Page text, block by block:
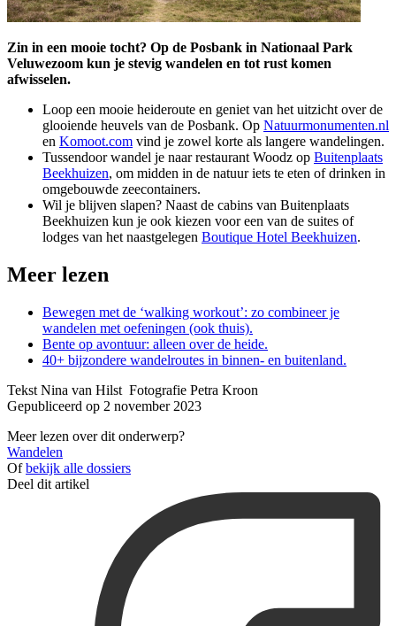
Zin in een mooie tocht? Op de Posbank in Nationaal Park
Veluwezoom kun je stevig wandelen en tot rust komen
afwisselen.
Loop een mooie heideroute en geniet van het uitzicht over de
glooiende heuvels van de Posbank. Op Natuurmonumenten.nl
en Komoot.com vind je zowel korte als langere wandelingen.
Tussendoor wandel je naar restaurant Woodz op Buitenplaats
Beekhuizen, om midden in de natuur iets te eten of drinken in
omgebouwde zeecontainers.
Wil je blijven slapen? Naast de cabins van Buitenplaats
Beekhuizen kun je ook kiezen voor een van de suites of
lodges van het naastgelegen Boutique Hotel Beekhuizen.
Meer lezen
Bewegen met de ‘walking workout’: zo combineer je
wandelen met oefeningen (ook thuis).
Bente op avontuur: alleen over de heide.
40+ bijzondere wandelroutes in binnen- en buitenland.
Tekst Nina van Hilst Fotografie Petra Kroon
Gepubliceerd op 2 november 2023
Meer lezen over dit onderwerp?
Wandelen
Ofbekijk alle dossiers
Deel dit artikel